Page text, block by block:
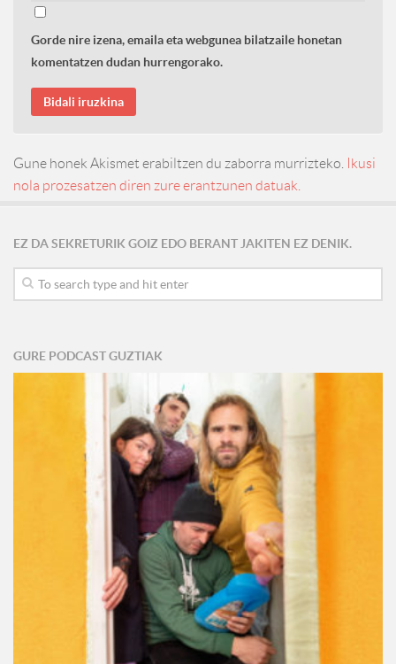
Gorde nire izena, emaila eta webgunea bilatzaile honetan
komentatzen dudan hurrengorako.
Gune honek Akismet erabiltzen du zaborra murrizteko.
Ikusi
nola prozesatzen diren zure erantzunen datuak.
EZ DA SEKRETURIK GOIZ EDO BERANT JAKITEN EZ DENIK.
GURE PODCAST GUZTIAK